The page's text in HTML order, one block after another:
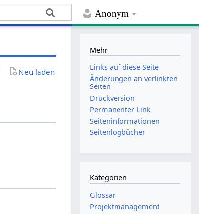
Anonym
Neu laden
Mehr
Links auf diese Seite
Änderungen an verlinkten
Seiten
Druckversion
Permanenter Link
Seiten­­informationen
Seitenlogbücher
Kategorien
Glossar
Projektmanagement